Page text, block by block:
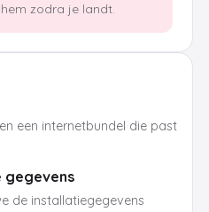
zodra je landt.
een internetbundel die past
gegevens
de installatiegegevens